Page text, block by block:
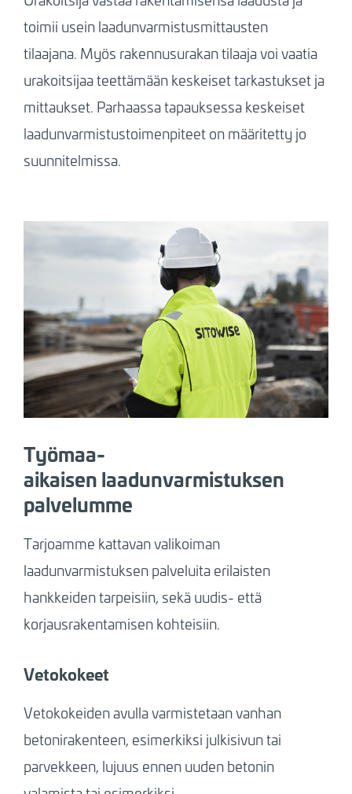
toimii usein laadunvarmistusmittausten
tilaajana. Myös rakennusurakan tilaaja voi vaatia
urakoitsijaa teettämään keskeiset tarkastukset ja
mittaukset. Parhaassa tapauksessa keskeiset
laadunvarmistustoimenpiteet on määritetty jo
suunnitelmissa.
Työmaa-
aikaisen laadunvarmistuksen
palvelumme
Tarjoamme kattavan valikoiman
laadunvarmistuksen palveluita erilaisten
hankkeiden tarpeisiin, sekä uudis- että
korjausrakentamisen kohteisiin.
Vetokokeet
Vetokokeiden avulla varmistetaan vanhan
betonirakenteen, esimerkiksi julkisivun tai
parvekkeen, lujuus ennen uuden betonin